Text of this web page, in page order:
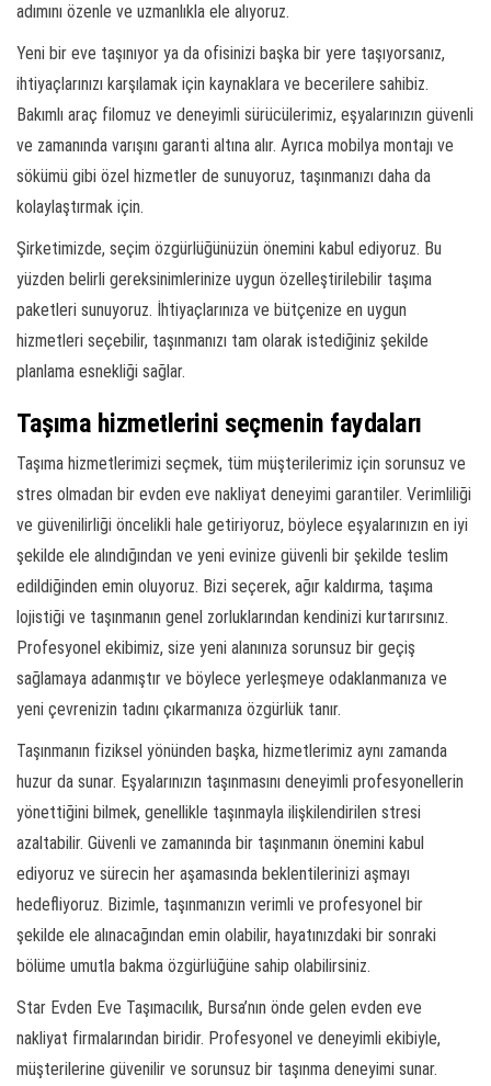
adımını özenle ve uzmanlıkla ele alıyoruz.
Yeni bir eve taşınıyor ya da ofisinizi başka bir yere taşıyorsanız,
ihtiyaçlarınızı karşılamak için kaynaklara ve becerilere sahibiz.
Bakımlı araç filomuz ve deneyimli sürücülerimiz, eşyalarınızın güvenli
ve zamanında varışını garanti altına alır. Ayrıca mobilya montajı ve
sökümü gibi özel hizmetler de sunuyoruz, taşınmanızı daha da
kolaylaştırmak için.
Şirketimizde, seçim özgürlüğünüzün önemini kabul ediyoruz. Bu
yüzden belirli gereksinimlerinize uygun özelleştirilebilir taşıma
paketleri sunuyoruz. İhtiyaçlarınıza ve bütçenize en uygun
hizmetleri seçebilir, taşınmanızı tam olarak istediğiniz şekilde
planlama esnekliği sağlar.
Taşıma hizmetlerini seçmenin faydaları
Taşıma hizmetlerimizi seçmek, tüm müşterilerimiz için sorunsuz ve
stres olmadan bir evden eve nakliyat deneyimi garantiler. Verimliliği
ve güvenilirliği öncelikli hale getiriyoruz, böylece eşyalarınızın en iyi
şekilde ele alındığından ve yeni evinize güvenli bir şekilde teslim
edildiğinden emin oluyoruz. Bizi seçerek, ağır kaldırma, taşıma
lojistiği ve taşınmanın genel zorluklarından kendinizi kurtarırsınız.
Profesyonel ekibimiz, size yeni alanınıza sorunsuz bir geçiş
sağlamaya adanmıştır ve böylece yerleşmeye odaklanmanıza ve
yeni çevrenizin tadını çıkarmanıza özgürlük tanır.
Taşınmanın fiziksel yönünden başka, hizmetlerimiz aynı zamanda
huzur da sunar. Eşyalarınızın taşınmasını deneyimli profesyonellerin
yönettiğini bilmek, genellikle taşınmayla ilişkilendirilen stresi
azaltabilir. Güvenli ve zamanında bir taşınmanın önemini kabul
ediyoruz ve sürecin her aşamasında beklentilerinizi aşmayı
hedefliyoruz. Bizimle, taşınmanızın verimli ve profesyonel bir
şekilde ele alınacağından emin olabilir, hayatınızdaki bir sonraki
bölüme umutla bakma özgürlüğüne sahip olabilirsiniz.
Star Evden Eve Taşımacılık, Bursa’nın önde gelen evden eve
nakliyat firmalarından biridir. Profesyonel ve deneyimli ekibiyle,
müşterilerine güvenilir ve sorunsuz bir taşınma deneyimi sunar.